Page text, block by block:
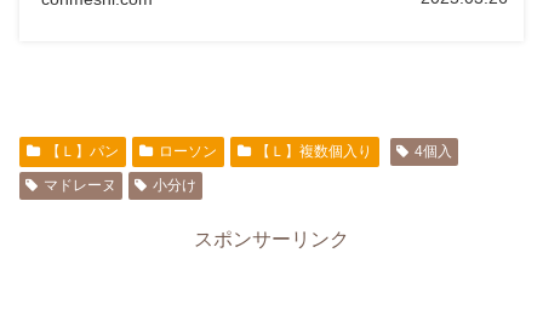
【Ｌ】パン ローソン 【Ｌ】複数個入り
4個入
マドレーヌ
小分け
スポンサーリンク